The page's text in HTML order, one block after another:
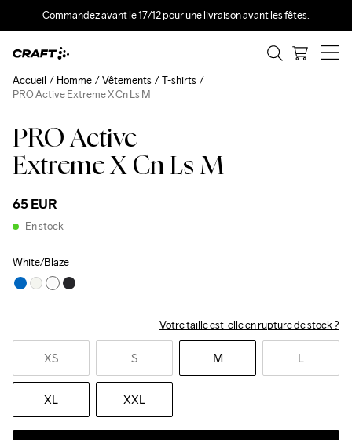
Commandez avant le 17/12 pour une livraison avant les fêtes.
PRO Active
Extreme X Cn Ls M
65 EUR
En stock
White/Blaze
Votre taille est-elle en rupture de stock ?
XS S M L
XL XXL
Accueil Homme Vêtements
T-shirts
PRO Active Extreme X Cn Ls M